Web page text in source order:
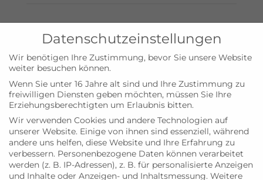
KULTUR,KUNST
Jetzt malt er auch
noch
Datenschutzeinstellungen
Wir benötigen Ihre Zustimmung, bevor Sie unsere Website
weiter besuchen können.
Wenn Sie unter 16 Jahre alt sind und Ihre Zustimmung zu
freiwilligen Diensten geben möchten, müssen Sie Ihre
Erziehungsberechtigten um Erlaubnis bitten.
Wir verwenden Cookies und andere Technologien auf
unserer Website. Einige von ihnen sind essenziell, während
andere uns helfen, diese Website und Ihre Erfahrung zu
verbessern. Personenbezogene Daten können verarbeitet
werden (z. B. IP-Adressen), z. B. für personalisierte Anzeigen
und Inhalte oder Anzeigen- und Inhaltsmessung. Weitere